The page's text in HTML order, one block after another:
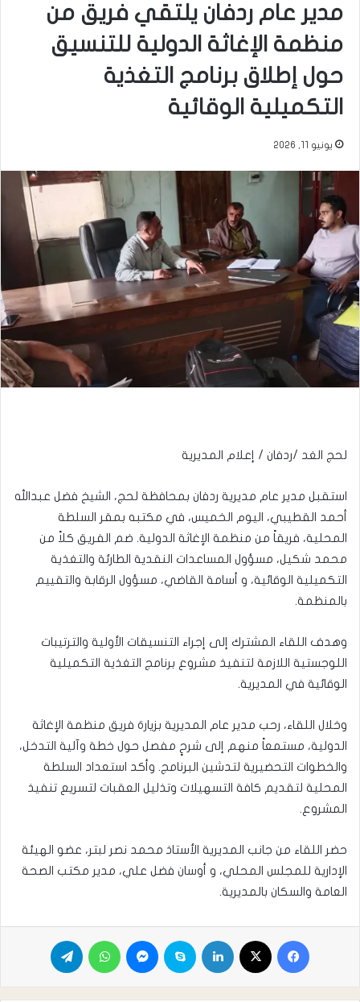
مدير عام ردفان يلتقي فريق من
منظمة الإغاثة الدولية للتنسيق
حول إطلاق برنامج التغذية
التكميلية الوقائية
يونيو 11, 2026
لحج الغد /ردفان / إعلام المديرية
استقبل مدير عام مديرية ردفان بمحافظة لحج، الشيخ فضل عبدالله
أحمد القطيبي، اليوم الخميس، في مكتبه بمقر السلطة
المحلية، فريقاً من منظمة الإغاثة الدولية. ضم الفريق كلاً من
محمد شكيل، مسؤول المساعدات النقدية الطارئة والتغذية
التكميلية الوقائية، و أسامة القاضي، مسؤول الرقابة والتقييم
بالمنظمة.
وهدف اللقاء المشترك إلى إجراء التنسيقات الأولية والترتيبات
اللوجستية اللازمة لتنفيذ مشروع برنامج التغذية التكميلية
الوقائية في المديرية.
وخلال اللقاء، رحب مدير عام المديرية بزيارة فريق منظمة الإغاثة
الدولية، مستمعاً منهم إلى شرحٍ مفصل حول خطة وآلية التدخل،
والخطوات التحضيرية لتدشين البرنامج. وأكد استعداد السلطة
المحلية لتقديم كافة التسهيلات وتذليل العقبات لتسريع تنفيذ
المشروع.
حضر اللقاء من جانب المديرية الأستاذ محمد نصر لبتر، عضو الهيئة
الإدارية للمجلس المحلي، و أوسان فضل علي، مدير مكتب الصحة
العامة والسكان بالمديرية.